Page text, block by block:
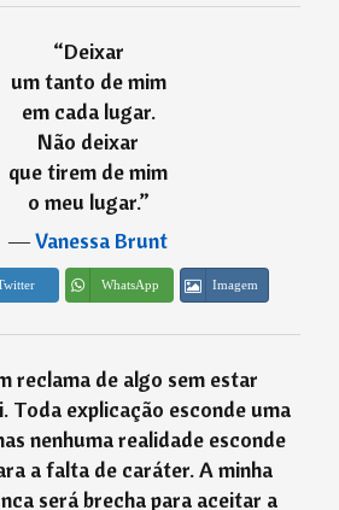
“⁠Deixar
um tanto de mim
em cada lugar.
Não deixar
que tirem de mim
o meu lugar.”
―Vanessa Brunt
WhatsApp Imagem
reclama de algo sem estar
Toda explicação esconde uma
nenhuma realidade esconde
a falta de caráter. A minha
será brecha para aceitar a